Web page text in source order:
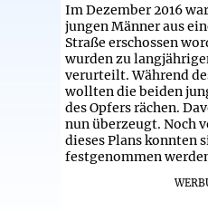
Im Dezember 2016
jungen Männer aus
Straße erschossen
wurden zu
verurteilt. Während
wollten die beiden
des Opfers rächen.
nun überzeugt. Noch
dieses Plans konnten
festgenommen